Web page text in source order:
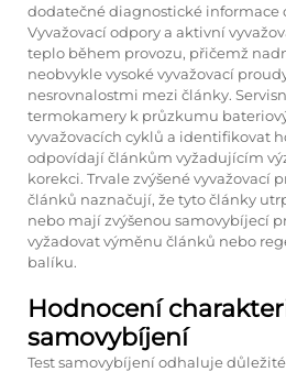
dodatečné diagnostické informace
Vyvažovací odpory a aktivní
teplo během provozu, přičemž
neobvykle vysoké vyvažovací
nesrovnalostmi mezi články.
termokamery k průzkumu
vyvažovacích cyklů a identifikovat
odpovídají článkům vyžadujícím
korekci. Trvale zvýšené vyvažovací
článků naznačují, že tyto články
nebo mají zvýšenou samovybíjecí
vyžadovat výměnu článků nebo
balíku.
Hodnocení
samovybíjení
Test samovybíjení odhaluje